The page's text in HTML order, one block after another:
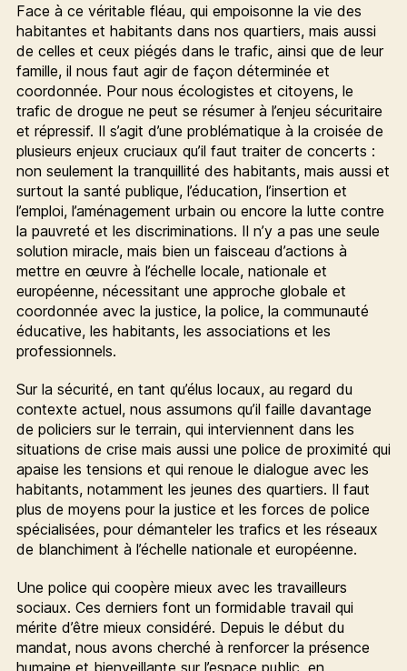
Face à ce véritable fléau, qui empoisonne la vie des
habitantes et habitants dans nos quartiers, mais aussi
de celles et ceux piégés dans le trafic, ainsi que de leur
famille, il nous faut agir de façon déterminée et
coordonnée. Pour nous écologistes et citoyens, le
trafic de drogue ne peut se résumer à l’enjeu sécuritaire
et répressif. Il s’agit d’une problématique à la croisée de
plusieurs enjeux cruciaux qu’il faut traiter de concerts :
non seulement la tranquillité des habitants, mais aussi et
surtout la santé publique, l’éducation, l’insertion et
l’emploi, l’aménagement urbain ou encore la lutte contre
la pauvreté et les discriminations. Il n’y a pas une seule
solution miracle, mais bien un faisceau d’actions à
mettre en œuvre à l’échelle locale, nationale et
européenne, nécessitant une approche globale et
coordonnée avec la justice, la police, la communauté
éducative, les habitants, les associations et les
professionnels.
Sur la sécurité, en tant qu’élus locaux, au regard du
contexte actuel, nous assumons qu’il faille davantage
de policiers sur le terrain, qui interviennent dans les
situations de crise mais aussi une police de proximité qui
apaise les tensions et qui renoue le dialogue avec les
habitants, notamment les jeunes des quartiers. Il faut
plus de moyens pour la justice et les forces de police
spécialisées, pour démanteler les trafics et les réseaux
de blanchiment à l’échelle nationale et européenne.
Une police qui coopère mieux avec les travailleurs
sociaux. Ces derniers font un formidable travail qui
mérite d’être mieux considéré. Depuis le début du
mandat, nous avons cherché à renforcer la présence
humaine et bienveillante sur l’espace public, en